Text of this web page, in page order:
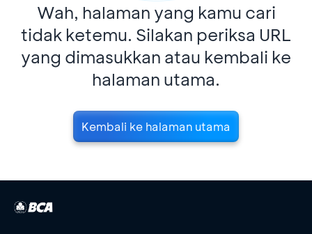
Wah, halaman yang kamu cari
tidak ketemu. Silakan periksa URL
yang dimasukkan atau kembali ke
halaman utama.
Kembali ke halaman utama